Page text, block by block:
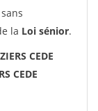
la Loi sénior.
CEDE
CEDE